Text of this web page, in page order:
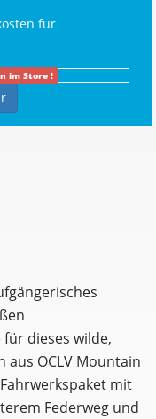
für
im Store !
dieses wilde,
OCLV Mountain
mit
Federweg und